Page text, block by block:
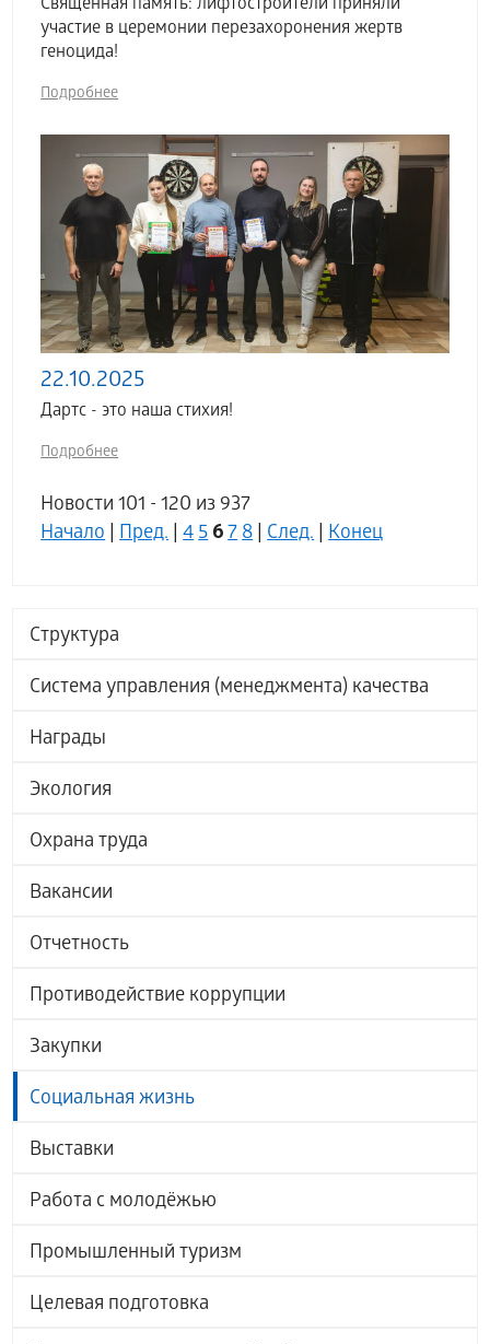
Структура
Система управления (менеджмента) качества
Награды
Экология
Охрана труда
Вакансии
Отчетность
Противодействие коррупции
Закупки
Социальная жизнь
Выставки
Работа с молодёжью
Промышленный туризм
Целевая подготовка
Священная память: лифтостроители приняли
участие в церемонии перезахоронения жертв
геноцида!
Подробнее
22.10.2025
Дартс - это наша стихия!
Подробнее
Новости 101 - 120 из 937
Начало|Пред.|45 6 78|След.|Конец